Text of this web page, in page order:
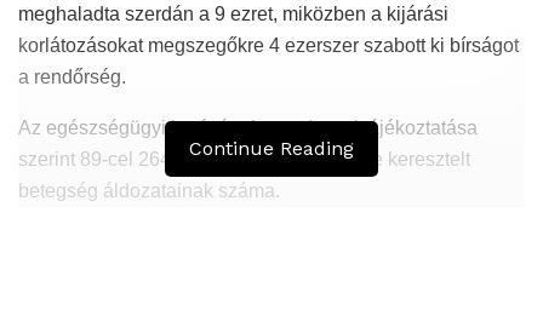
meghaladta szerdán a 9 ezret, miközben a kijárási
korlátozásokat megszegőkre 4 ezerszer szabott ki bírságot
a rendőrség.
Az egészségügyi hatóságok szerda esti tájékoztatása
szerint 89-cel 264-re nőtt a Covid-19 névre keresztelt
betegség áldozatainak száma.
Continue Reading